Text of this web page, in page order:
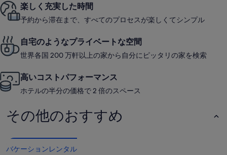
楽しく充実した時間
予約から滞在まで、すべてのプロセスが楽しくてシンプル
自宅のようなプライベートな空間
世界各国 200 万軒以上の家から自分にピッタリの家を検索
高いコストパフォーマンス
ホテルの半分の価格で 2 倍のスペース
その他のおすすめ
バケーションレンタル